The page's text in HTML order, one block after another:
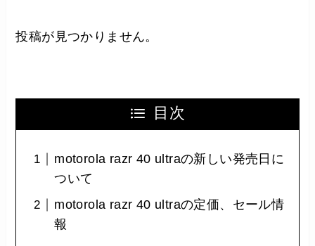
投稿が見つかりません。
目次
motorola razr 40 ultraの新しい発売日に
ついて
motorola razr 40 ultraの定価、セール情
報